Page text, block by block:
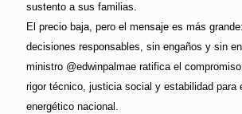
sustento a sus familias.
El precio baja, pero el mensaje es más
decisiones responsables, sin engaños y sin
ministro @edwinpalmae ratifica el
rigor técnico, justicia social y estabilidad para
energético nacional.